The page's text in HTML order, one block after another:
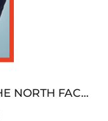
ノースフェイス 偽物 ダウン人気【THE NORTH FACE】M'S 7 SUMMIT HIM...